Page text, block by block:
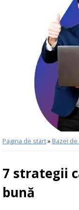
Pagina de start»Bazei
7 strategii
bună